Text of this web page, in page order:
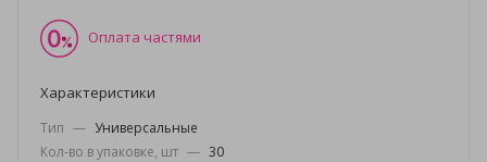
Оплата частями
Характеристики
Тип — Универсальные
Кол-во в упаковке, шт — 30